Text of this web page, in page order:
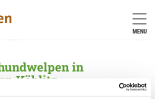
MENU
in
Köblitz